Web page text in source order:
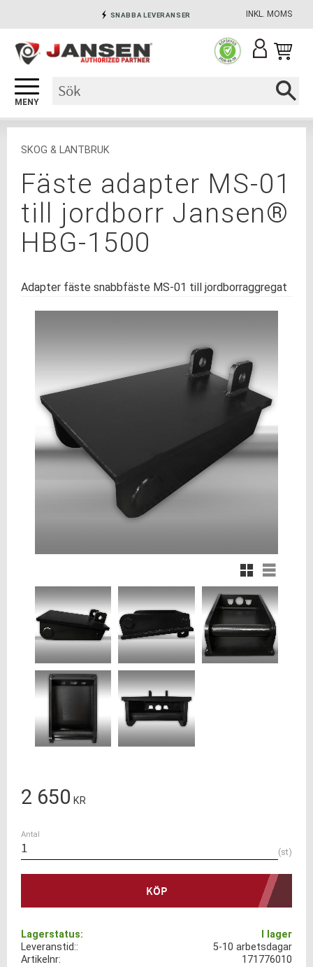
Meny
INKL. MOMS
SNABBA LEVERANSER
SÄKRA BETALNINGAR
SKOG & LANTBRUK
Fäste adapter MS-01
till jordborr Jansen®
HBG-1500
Adapter fäste snabbfäste MS-01 till jordborraggregat
Rutnätsvy
Listvy
2 650 KR
Antal
st
KÖP
Lagerstatus I lager
Artikelnr 171776010
Leveranstid: 5-10 arbetsdagar